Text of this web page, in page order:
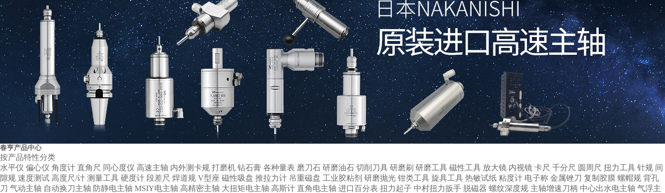
春亨产品中心
按产品特性分类
水平仪 偏心仪 角度计 直角尺 同心度仪 高速主轴 内外测卡规 打磨机 钻石膏 各种量表 磨刀石 研磨油石 切削刀具 研磨刷 研磨工具 磁性工具 放大镜 内视镜 卡尺 千分尺 圆周尺 扭力工具 针规 间
隙规 速度测试 高度尺/计 测量工具 硬度计 段差尺 焊道规 V型座 磁性吸盘 推拉力计 吊重磁盘 工业胶粘剂 研磨抛光 钳类工具 旋具工具 热敏试纸 粘度计 电子称 金属锉刀 复制胶膜 螺帽规 背孔
刀 气动主轴 自动换刀主轴 防静电主轴 MSIY电主轴 高精密主轴 大扭矩电主轴 高斯计 直角电主轴 进口百分表 扭力起子 中村扭力扳手 脱磁器 螺纹深度规 主轴增速刀柄 中心出水电主轴 气浮主
组织机构代码证